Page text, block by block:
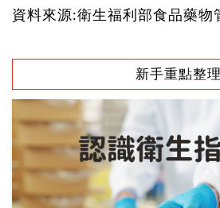
資料來源:衛生福利部食品藥物
新手重點整理